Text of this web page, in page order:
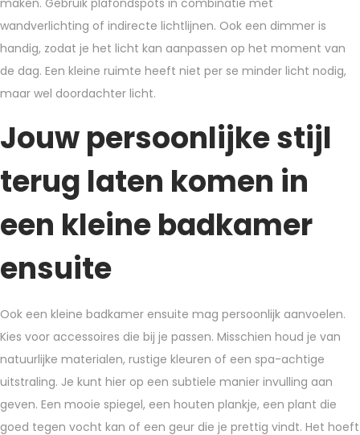
maken. Gebruik plafondspots in combinatie met
wandverlichting of indirecte lichtlijnen. Ook een dimmer is
handig, zodat je het licht kan aanpassen op het moment van
de dag. Een kleine ruimte heeft niet per se minder licht nodig,
maar wel doordachter licht.
Jouw persoonlijke stijl
terug laten komen in
een kleine badkamer
ensuite
Ook een kleine badkamer ensuite mag persoonlijk aanvoelen.
Kies voor accessoires die bij je passen. Misschien houd je van
natuurlijke materialen, rustige kleuren of een spa-achtige
uitstraling. Je kunt hier op een subtiele manier invulling aan
geven. Een mooie spiegel, een houten plankje, een plant die
goed tegen vocht kan of een geur die je prettig vindt. Het hoeft